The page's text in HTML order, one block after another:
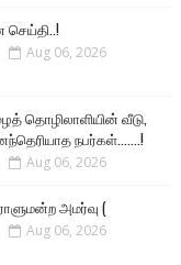
செய்தி..!
Aug 06, 2026
தொழிலாளியின் வீடு,
நபர்கள்.......!
Aug 06, 2026
அமர்வு (
Aug 06, 2026